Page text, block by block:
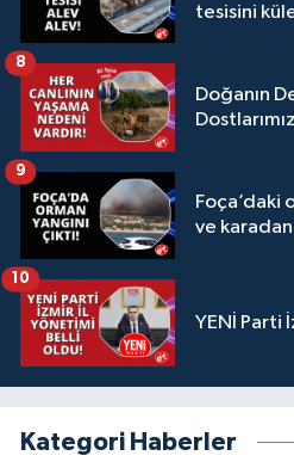
tesisini
Doğanın
Dostlarımız
8
Foça’daki
ve
9
YENİ Parti
10
Kategori Haberler